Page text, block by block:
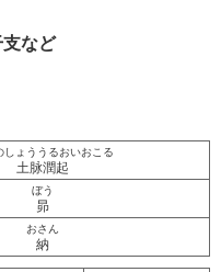
など
しょううるおいおこる
土脉潤起
ぼう
昴
おさん
納